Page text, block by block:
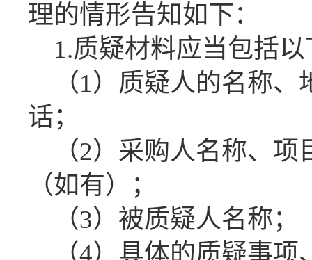
理的情形告知如下：
1.质疑材料应当包括
（1）质疑人的名称、
话；
（2）采购人名称、项
（如有）；
（3）被质疑人名称；
（4）具体的质疑事项